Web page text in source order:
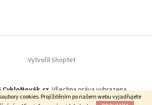
cookies. Projížděním po našem webu vyjadřujete
Vytvořil Shoptet
CykloNovák.cz. Všechna práva vyhrazena.
Našli jste lepší cenu?